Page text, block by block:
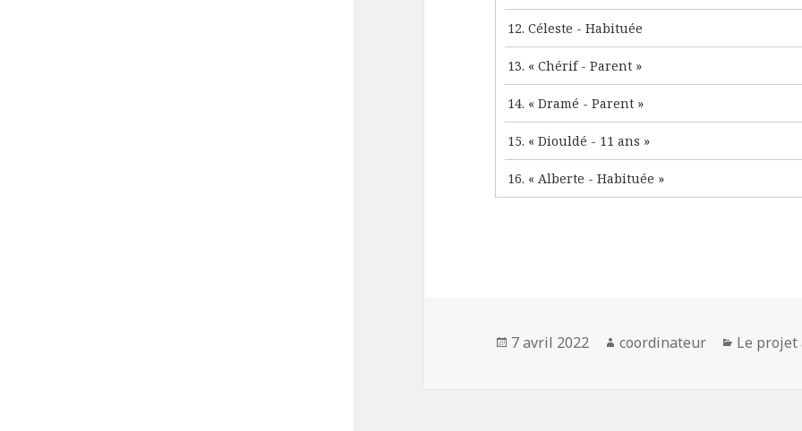
12. Céleste - Habituée
13. « Chérif - Parent »
14. « Dramé - Parent »
15. « Diouldé - 11 ans »
16. « Alberte - Habituée »
Publié
7 avril 2022 Auteur
coordinateur Le projet